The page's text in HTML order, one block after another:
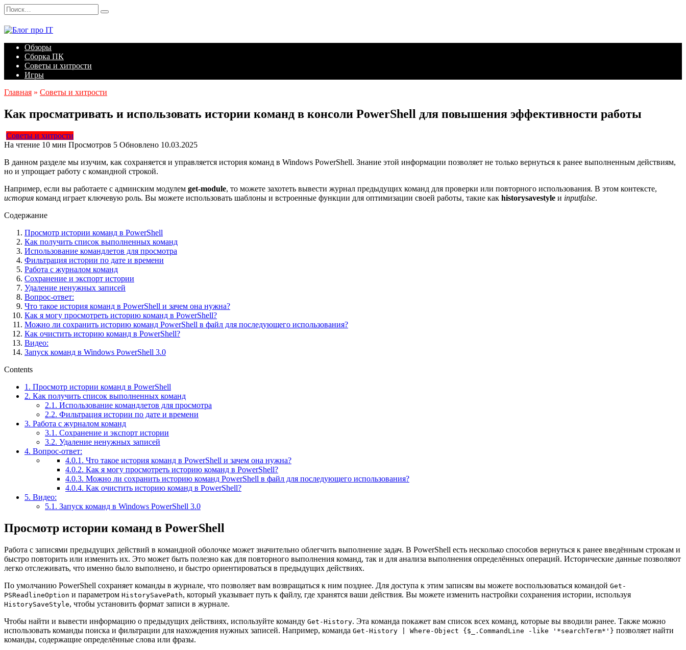
Перейти
к
содержанию
Search
for:
Обзоры
Сборка ПК
Советы и хитрости
Игры
Главная » Советы и хитрости
Как просматривать и использовать истории команд в консоли PowerShell для повышения эффективности работы
Советы и хитрости
На чтение 10 мин Просмотров 5 Обновлено 10.03.2025
В данном разделе мы изучим, как сохраняется и управляется история команд в Windows PowerShell. Знание этой информации позволяет не только вернуться к ранее выполненным действиям,
но и упрощает работу с командной строкой.
Например, если вы работаете с админским модулем get-module, то можете захотеть вывести журнал предыдущих команд для проверки или повторного использования. В этом контексте,
история команд играет ключевую роль. Вы можете использовать шаблоны и встроенные функции для оптимизации своей работы, такие как historysavestyle и inputfalse.
Содержание
Просмотр истории команд в PowerShell
Как получить список выполненных команд
Использование командлетов для просмотра
Фильтрация истории по дате и времени
Работа с журналом команд
Сохранение и экспорт истории
Удаление ненужных записей
Вопрос-ответ:
Что такое история команд в PowerShell и зачем она нужна?
Как я могу просмотреть историю команд в PowerShell?
Можно ли сохранить историю команд PowerShell в файл для последующего использования?
Как очистить историю команд в PowerShell?
Видео:
Запуск команд в Windows PowerShell 3.0
Contents
1. Просмотр истории команд в PowerShell
2. Как получить список выполненных команд
2.1. Использование командлетов для просмотра
2.2. Фильтрация истории по дате и времени
3. Работа с журналом команд
3.1. Сохранение и экспорт истории
3.2. Удаление ненужных записей
4. Вопрос-ответ:
4.0.1. Что такое история команд в PowerShell и зачем она нужна?
4.0.2. Как я могу просмотреть историю команд в PowerShell?
4.0.3. Можно ли сохранить историю команд PowerShell в файл для последующего использования?
4.0.4. Как очистить историю команд в PowerShell?
5. Видео:
5.1. Запуск команд в Windows PowerShell 3.0
Просмотр истории команд в PowerShell
Работа с записями предыдущих действий в командной оболочке может значительно облегчить выполнение задач. В PowerShell есть несколько способов вернуться к ранее введённым строкам и
быстро повторить или изменить их. Это может быть полезно как для повторного выполнения команд, так и для анализа выполнения определённых операций. Исторические данные позволяют
легко отслеживать, что именно было выполнено, и быстро ориентироваться в предыдущих действиях.
По умолчанию PowerShell сохраняет команды в журнале, что позволяет вам возвращаться к ним позднее. Для доступа к этим записям вы можете воспользоваться командой Get-
PSReadlineOption и параметром HistorySavePath, который указывает путь к файлу, где хранятся ваши действия. Вы можете изменить настройки сохранения истории, используя
HistorySaveStyle, чтобы установить формат записи в журнале.
Чтобы найти и вывести информацию о предыдущих действиях, используйте команду Get-History. Эта команда покажет вам список всех команд, которые вы вводили ранее. Также можно
использовать команды поиска и фильтрации для нахождения нужных записей. Например, команда Get-History | Where-Object {$_.CommandLine -like '*searchTerm*'} позволяет найти
команды, содержащие определённые слова или фразы.